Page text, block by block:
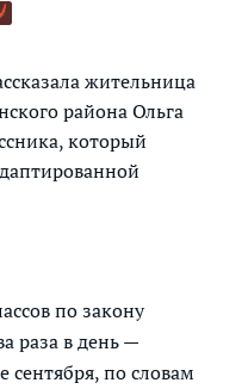
жительница
района Ольга
который
по закону
раза в день —
сентября, по словам